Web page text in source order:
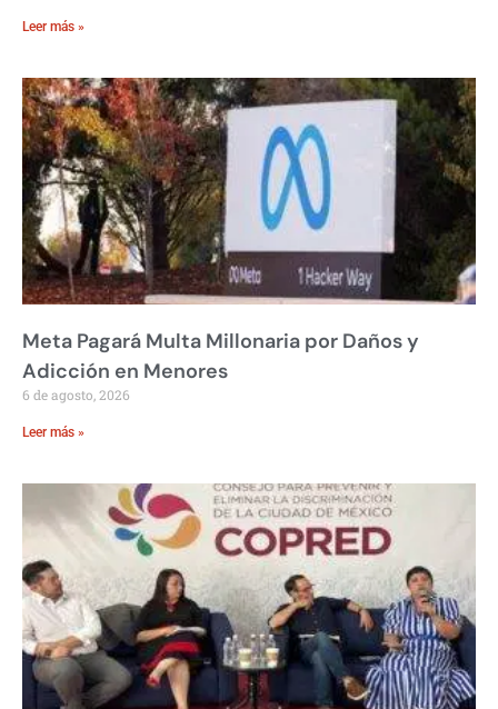
Leer más »
Meta Pagará Multa Millonaria por Daños y
Adicción en Menores
6 de agosto, 2026
Leer más »